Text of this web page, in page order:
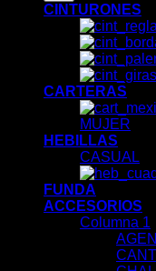
CINTURONES
CARTERAS
MUJER
HEBILLAS
CASUAL
FUNDA
ACCESORIOS
Columna 1